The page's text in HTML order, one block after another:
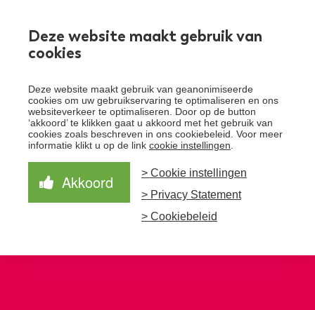
Deze website maakt gebruik van
cookies
Deze website maakt gebruik van geanonimiseerde
cookies om uw gebruikservaring te optimaliseren en ons
websiteverkeer te optimaliseren. Door op de button
‘akkoord’ te klikken gaat u akkoord met het gebruik van
cookies zoals beschreven in ons cookiebeleid. Voor meer
informatie klikt u op de link cookie instellingen
Akkoord
> Cookie instellingen
> Privacy Statement
> Cookiebeleid
Over Santeon
Waardegedreven zorg
aanpak
Samen Beter
Nieuws
Schrijf je in voor de nieuwsbrief
Schrijf je in voor onze nieuwsbrief en ontvang het
laatste nieuws!
Aanmelden nieuwsbrief